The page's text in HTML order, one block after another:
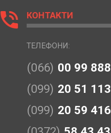
phone_in_talk КОНТАКТИ
ТЕЛЕФОНИ:
(066) 00 99 888
(099) 20 51 113
(099) 20 59 416